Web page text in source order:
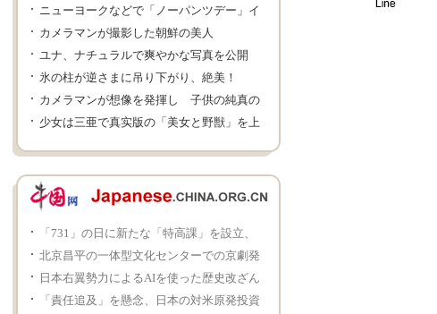
る
ニューヨークなどで「ノーパンツデー」イ
ベントが開催
カメラマンが撮影した朝鮮の美人
ユナ、ナチュラルで爽やかな写真を公開
氷の柱が逆さまに吊り下がり、絶美！
カメラマンが想像を発揮し 子供の純真の
夢を叶える
少女は三亜で真实版の「美女と野獣」を上